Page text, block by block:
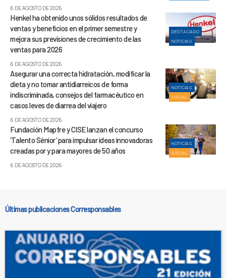
6 DE AGOSTO DE 2026
DESTACADO
NOTICIAS
Henkel ha obtenido unos sólidos resultados de
ventas y beneficios en el primer semestre y
mejora sus previsiones de crecimiento de las
ventas para 2026
6 DE AGOSTO DE 2026
NOTICIAS
SOCIAL
Asegurar una correcta hidratación, modificar la
dieta y no tomar antidiarreicos de forma
indiscriminada, consejos del farmacéutico en
casos leves de diarrea del viajero
6 DE AGOSTO DE 2026
NOTICIAS
SOCIAL
Fundación Mapfre y CISE lanzan el concurso
‘Talento Sénior’ para impulsar ideas innovadoras
creadas por y para mayores de 50 años
6 DE AGOSTO DE 2026
Últimas publicaciones Corresponsables